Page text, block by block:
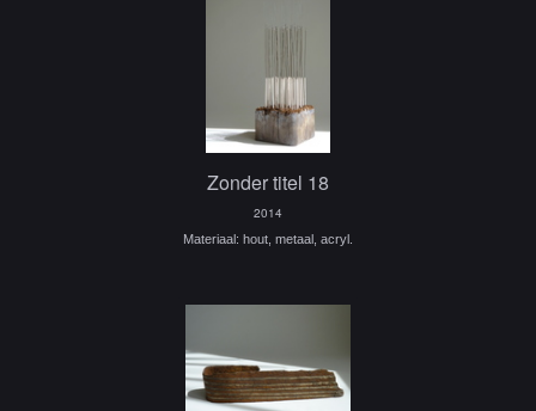
Zonder titel 18
2014
Materiaal: hout, metaal, acryl.